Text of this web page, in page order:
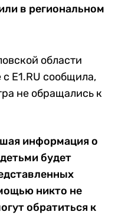
в региональном
области
с E1.RU сообщила,
не обращались к
информация о
будет
никто не
обратиться к